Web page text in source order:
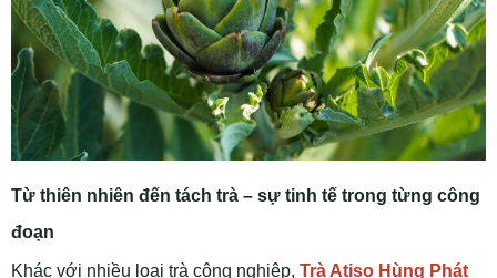
Từ thiên nhiên đến tách trà – sự tinh tế trong từng công
đoạn
Khác với nhiều loại trà công nghiệp, Trà Atiso Hùng Phát